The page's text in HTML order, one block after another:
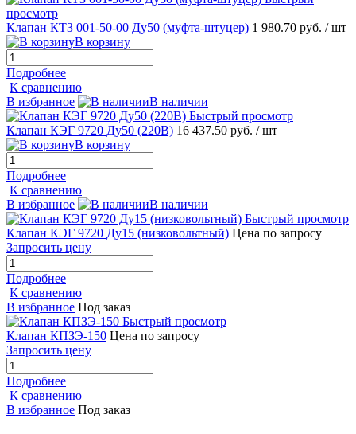
просмотр
Клапан КТЗ 001-50-00 Ду50 (муфта-штуцер) 1 980.70 руб. / шт
В корзину
Подробнее
К сравнению
В избранное
В наличии
Быстрый просмотр
Клапан КЭГ 9720 Ду50 (220В) 16 437.50 руб. / шт
В корзину
Подробнее
К сравнению
В избранное
В наличии
Быстрый просмотр
Клапан КЭГ 9720 Ду15 (низковольтный) Цена по запросу
Запросить цену
Подробнее
К сравнению
В избранное Под заказ
Быстрый просмотр
Клапан КПЗЭ-150 Цена по запросу
Запросить цену
Подробнее
К сравнению
В избранное Под заказ